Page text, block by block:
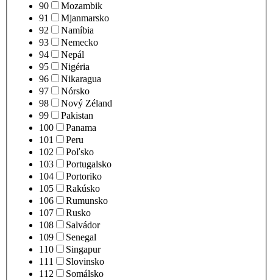
90
Mozambik
91
Mjanmarsko
92
Namíbia
93
Nemecko
94
Nepál
95
Nigéria
96
Nikaragua
97
Nórsko
98
Nový Zéland
99
Pakistan
100
Panama
101
Peru
102
Poľsko
103
Portugalsko
104
Portoriko
105
Rakúsko
106
Rumunsko
107
Rusko
108
Salvádor
109
Senegal
110
Singapur
111
Slovinsko
112
Somálsko